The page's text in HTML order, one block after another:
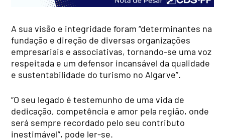
A sua visão e integridade foram “determinantes na
fundação e direção de diversas organizações
empresariais e associativas, tornando-se uma voz
respeitada e um defensor incansável da qualidade
e sustentabilidade do turismo no Algarve”.
“O seu legado é testemunho de uma vida de
dedicação, competência e amor pela região, onde
será sempre recordado pelo seu contributo
inestimável”, pode ler-se.